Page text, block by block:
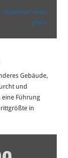
Kazakhstan“ direkt
öffnen
Gebäude,
und
eine Führung
in